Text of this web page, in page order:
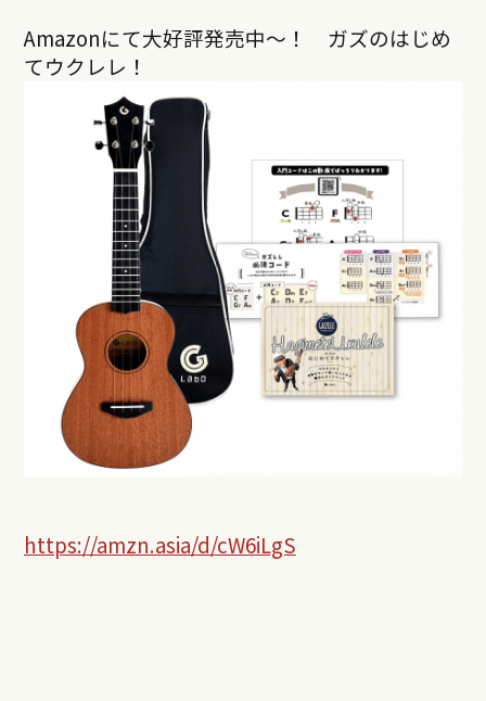
Amazonにて大好評発売中〜！ ガズのはじめ
てウクレレ！
https://amzn.asia/d/cW6iLgS